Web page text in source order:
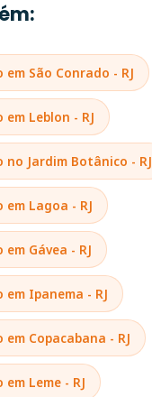
em São Conrado - RJ
Leblon - RJ
no Jardim Botânico - RJ
em Lagoa - RJ
Gávea - RJ
em Ipanema - RJ
em Copacabana - RJ
Leme - RJ